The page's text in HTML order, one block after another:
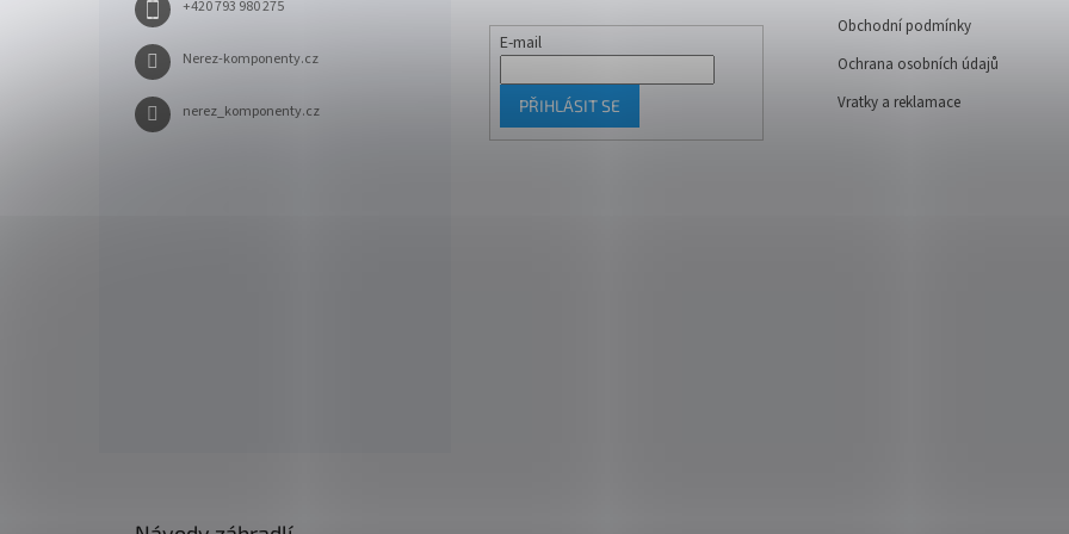
+420 793 980 275
Nerez-komponenty.cz
nerez_komponenty.cz
E-mail
PŘIHLÁSIT SE
Obchodní podmínky
Ochrana osobních údajů
Vratky a reklamace